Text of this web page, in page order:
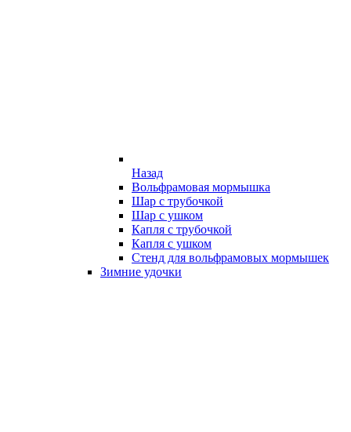
Назад
Вольфрамовая мормышка
Шар с трубочкой
Шар с ушком
Капля с трубочкой
Капля с ушком
Стенд для вольфрамовых мормышек
Зимние удочки